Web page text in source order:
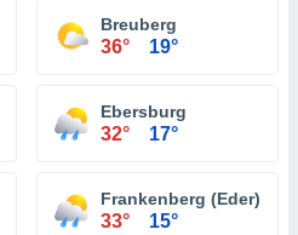
Breuberg
36° 19°
Ebersburg
32° 17°
Frankenberg (Eder)
33° 15°